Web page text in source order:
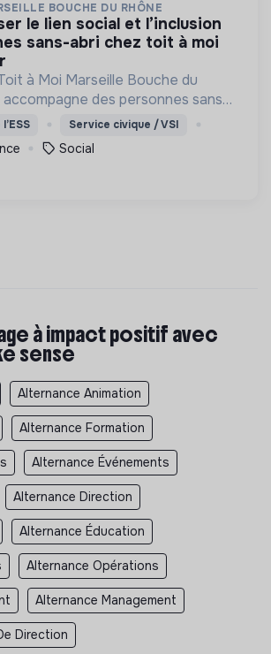
BOUCHE DU RHÔNE
sans-abri chez toit à moi
à Moi Marseille Bouche du
des personnes sans
sans rue.Service civique / VSI
Social
à impact positif avec
sense
Alternance Animation
Alternance Formation
Alternance Événements
Alternance Direction
Alternance Éducation
Alternance Opérations
Alternance Management
Direction